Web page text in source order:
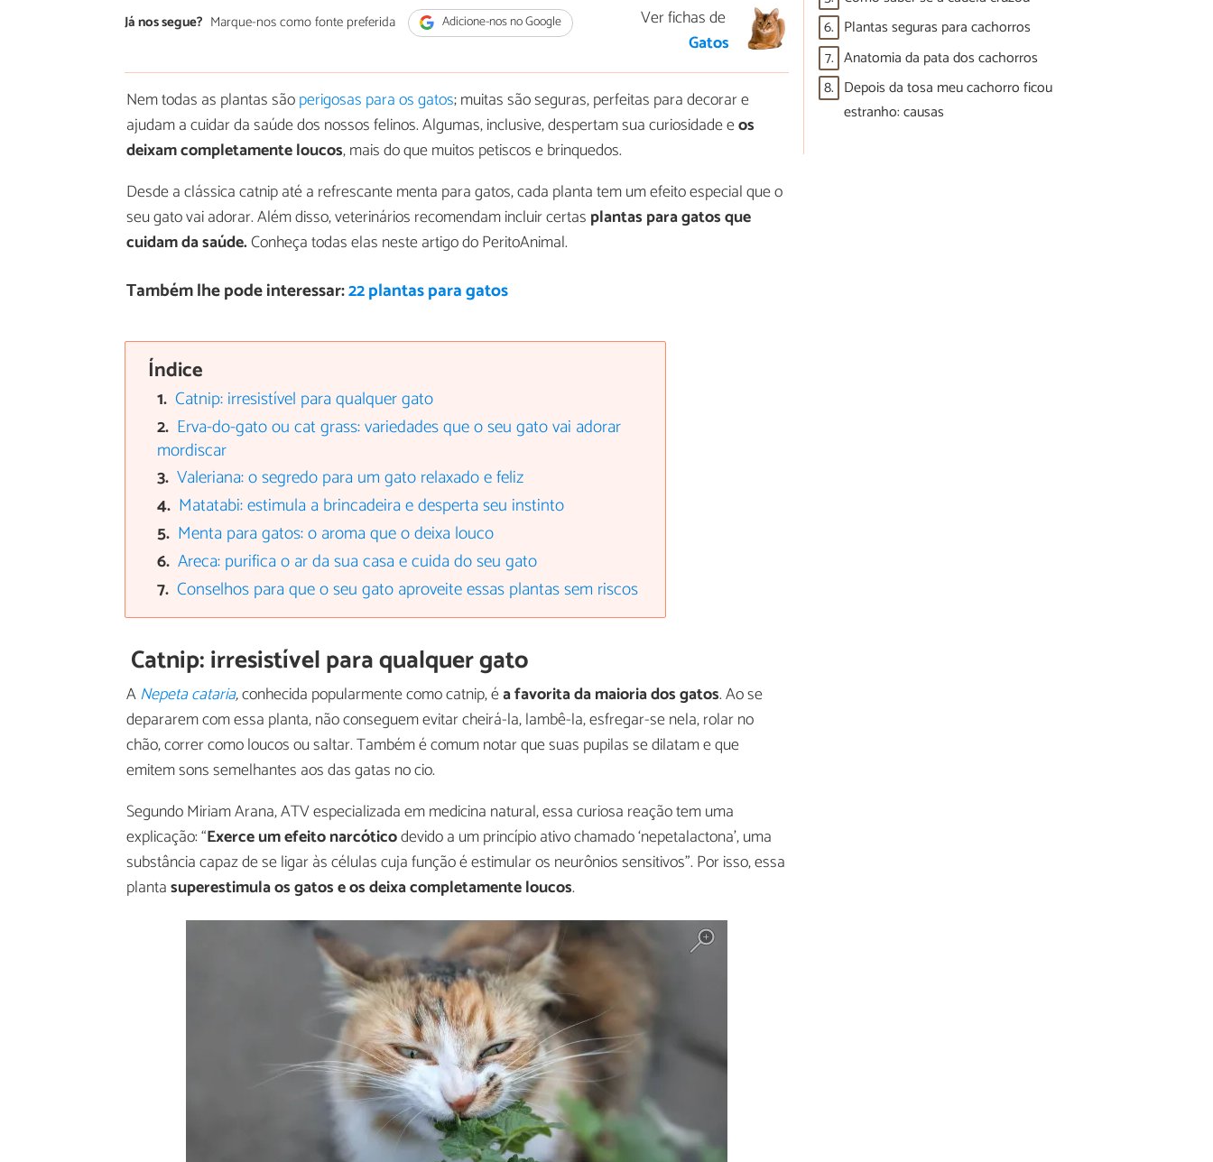
Já nos segue? Marque-nos como fonte preferida Adicione-nos no Google
Ver fichas de
Gatos
Nem todas as plantas sãoperigosas para os gatos; muitas são seguras, perfeitas para decorar e
ajudam a cuidar da saúde dos nossos felinos. Algumas, inclusive, despertam sua curiosidade eos
deixam completamente loucos, mais do que muitos petiscos e brinquedos.
Desde a clássica catnip até a refrescante menta para gatos, cada planta tem um efeito especial que o
seu gato vai adorar. Além disso, veterinários recomendam incluir certas plantas paragatos que
cuidam da saúde.Conheça todas elas neste artigo do PeritoAnimal.
Também lhe pode interessar:22 plantas para gatos
Índice
Catnip: irresistível para qualquer gato
Erva-do-gato ou cat grass: variedades que o seu gato vai adorar
mordiscar
Valeriana: o segredo para um gato relaxado e feliz
Matatabi: estimula a brincadeira e desperta seu instinto
Menta para gatos: o aroma que o deixa louco
Areca: purifica o ar da sua casa e cuida do seu gato
Conselhos para que o seu gato aproveite essas plantas sem riscos
Catnip: irresistível para qualquer gato
ANepeta cataria,conhecida popularmente como catnip, éa favorita da maioria dos gatos. Ao se
depararem com essa planta, não conseguem evitar cheirá-la, lambê-la, esfregar-se nela, rolar no
chão, correr como loucos ou saltar. Também é comum notar que suas pupilas se dilatam e que
emitem sons semelhantes aos das gatas no cio.
Segundo Miriam Arana, ATV especializada em medicina natural, essa curiosa reação tem uma
explicação: “Exerce um efeito narcóticodevido a um princípio ativo chamado ‘nepetalactona’, uma
substância capaz de se ligar às células cuja função é estimular os neurônios sensitivos”. Por isso, essa
plantasuperestimula os gatos e os deixa completamente loucos.
6. Plantas seguras para cachorros
7. Anatomia da pata dos cachorros
8. Depois da tosa meu cachorro ficou
estranho: causas